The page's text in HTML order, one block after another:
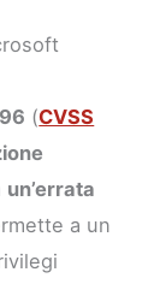
(CVSS
un’errata
a un